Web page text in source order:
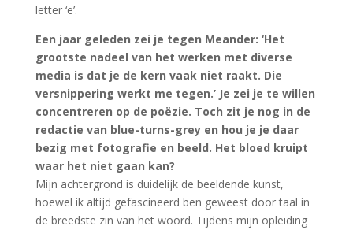
letter ‘e’.
Een jaar geleden zei je tegen Meander: ‘Het
grootste nadeel van het werken met diverse
media is dat je de kern vaak niet raakt. Die
versnippering werkt me tegen.’ Je zei je te willen
concentreren op de poëzie. Toch zit je nog in de
redactie van blue-turns-grey en hou je je daar
bezig met fotografie en beeld. Het bloed kruipt
waar het niet gaan kan?
Mijn achtergrond is duidelijk de beeldende kunst,
hoewel ik altijd gefascineerd ben geweest door taal in
de breedste zin van het woord. Tijdens mijn opleiding